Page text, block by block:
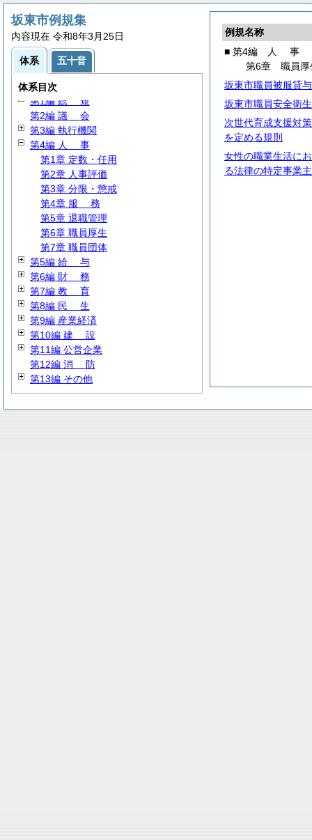
例規名称
■ 第4編
人 事
第6章 職員厚
坂東市職員被服貸
坂東市職員安全衛
次世代育成支援対
を定める規則
女性の職業生活に
る法律の特定事業
坂東市例規集
内容現在 令和8年3月25日
体系 五十音
体系目次
第1編 総 規
第2編 議 会
第3編 執行機関
第4編 人 事
第1章 定数・任用
第2章 人事評価
第3章 分限・懲戒
第4章 服 務
第5章 退職管理
第6章 職員厚生
第7章 職員団体
第5編 給 与
第6編 財 務
第7編 教 育
第8編 民 生
第9編 産業経済
第10編 建 設
第11編 公営企業
第12編 消 防
第13編 その他